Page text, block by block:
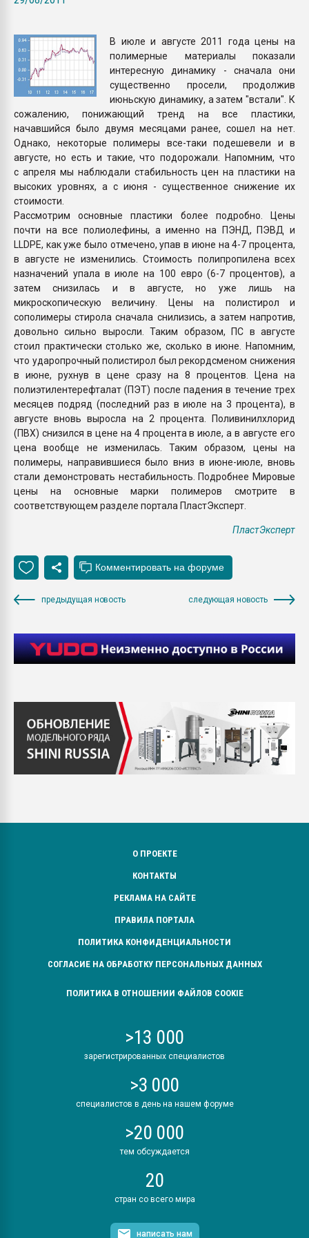
ПЕРЕЙТИ НА
В июле и августе 2011 года цены на
полимерные материалы показали
интересную динамику - сначала они
существенно просели, продолжив
июньскую динамику, а затем "встали". К
сожалению, понижающий тренд на все пластики,
начавшийся было двумя месяцами ранее, сошел на нет.
Однако, некоторые полимеры все-таки подешевели и в
августе, но есть и такие, что подорожали. Напомним, что
с апреля мы наблюдали стабильность цен на пластики на
высоких уровнях, а с июня - существенное снижение их
стоимости.
Рассмотрим основные пластики более подробно. Цены
почти на все полиолефины, а именно на ПЭНД, ПЭВД и
LLDPE, как уже было отмечено, упав в июне на 4-7 процента,
в августе не изменились. Стоимость полипропилена всех
назначений упала в июле на 100 евро (6-7 процентов), а
затем снизилась и в августе, но уже лишь на
микроскопическую величину. Цены на полистирол и
сополимеры стирола сначала снилизись, а затем напротив,
довольно сильно выросли. Таким образом, ПС в августе
стоил практически столько же, сколько в июне. Напомним,
что ударопрочный полистирол был рекордсменом снижения
в июне, рухнув в цене сразу на 8 процентов. Цена на
полиэтилентерефталат (ПЭТ) после падения в течение трех
месяцев подряд (последний раз в июле на 3 процента), в
августе вновь выросла на 2 процента. Поливинилхлорид
(ПВХ) снизился в цене на 4 процента в июле, а в августе его
цена вообще не изменилась. Таким образом, цены на
полимеры, направившиеся было вниз в июне-июле, вновь
стали демонстровать нестабильность. Подробнее Мировые
цены на основные марки полимеров смотрите в
соответствующем разделе портала ПластЭксперт.
ПластЭксперт
предыдущая новость следующая новость
О ПРОЕКТЕ
КОНТАКТЫ
РЕКЛАМА НА САЙТЕ
ПРАВИЛА ПОРТАЛА
ПОЛИТИКА КОНФИДЕНЦИАЛЬНОСТИ
СОГЛАСИЕ НА ОБРАБОТКУ ПЕРСОНАЛЬНЫХ ДАННЫХ
ПОЛИТИКА В ОТНОШЕНИИ ФАЙЛОВ COOKIE
>13 000
зарегистрированных специалистов
>3 000
специалистов в день на нашем форуме
>20 000
тем обсуждается
20
стран со всего мира
написать нам